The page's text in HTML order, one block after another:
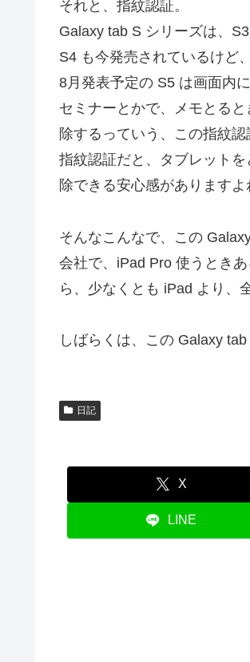
それと、指紋認証。
Galaxy tab S シリーズは、
S4 も今発売されているけど
8月発表予定の S5 は画面内
セミナーとかで、メモとる
除するっていう、この指紋
指紋認証だと、タブレット
除できる安心感がありますよ
そんなこんなで、この
会社で、iPad Pro 使うとき
ら、少なくとも iPad より、
しばらくは、この Galaxy
日記
X
LINE